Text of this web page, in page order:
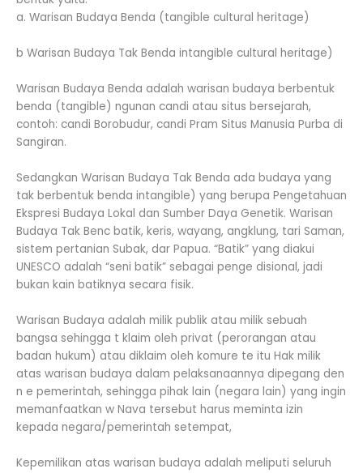
a. Warisan Budaya Benda (tangible cultural heritage)
b Warisan Budaya Tak Benda intangible cultural heritage)
Warisan Budaya Benda adalah warisan budaya berbentuk
benda (tangible) ngunan candi atau situs bersejarah,
contoh: candi Borobudur, candi Pram Situs Manusia Purba di
Sangiran.
Sedangkan Warisan Budaya Tak Benda ada budaya yang
tak berbentuk benda intangible) yang berupa Pengetahuan
Ekspresi Budaya Lokal dan Sumber Daya Genetik. Warisan
Budaya Tak Benc batik, keris, wayang, angklung, tari Saman,
sistem pertanian Subak, dar Papua. “Batik” yang diakui
UNESCO adalah “seni batik” sebagai penge disional, jadi
bukan kain batiknya secara fisik.
Warisan Budaya adalah milik publik atau milik sebuah
bangsa sehingga t klaim oleh privat (perorangan atau
badan hukum) atau diklaim oleh komure te itu Hak milik
atas warisan budaya dalam pelaksanaannya dipegang den
n e pemerintah, sehingga pihak lain (negara lain) yang ingin
memanfaatkan w Nava tersebut harus meminta izin
kepada negara/pemerintah setempat,
Kepemilikan atas warisan budaya adalah meliputi seluruh